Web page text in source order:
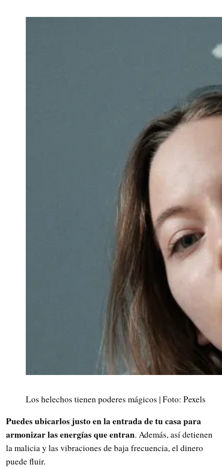
Los helechos tienen poderes mágicos | Foto: Pexels
Puedes ubicarlos justo en la entrada de tu casa para
armonizar las energías que entran. Además, así detienen
la malicia y las vibraciones de baja frecuencia, el dinero
puede fluir.